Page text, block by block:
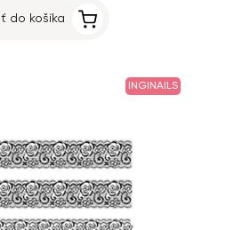
do košíka
INGINAILS